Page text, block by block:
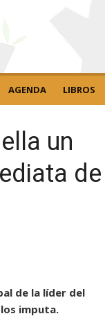
AGENDA LIBROS
un
de
de la líder del
imputa.